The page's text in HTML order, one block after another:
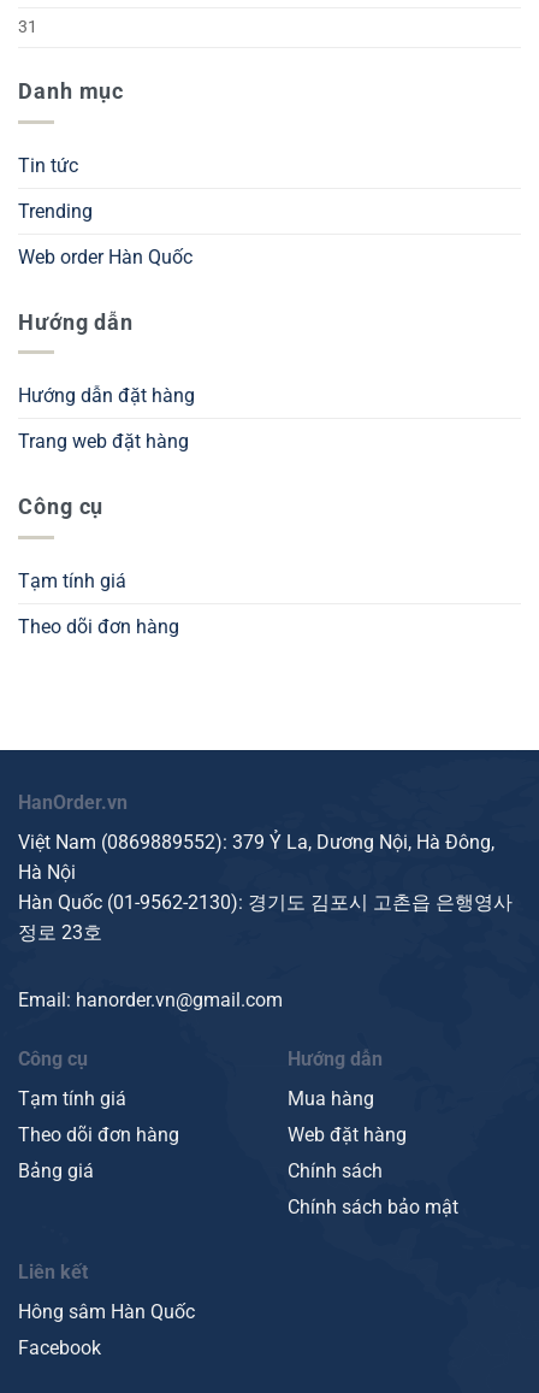
31
Danh mục
Tin tức
Trending
Web order Hàn Quốc
Hướng dẫn
Hướng dẫn đặt hàng
Trang web đặt hàng
Công cụ
Tạm tính giá
Theo dõi đơn hàng
HanOrder.vn
Việt Nam (0869889552): 379 Ỷ La, Dương Nội, Hà Đông,
Hà Nội
Hàn Quốc (01-9562-2130): 경기도 김포시 고촌읍 은행영사
정로 23호
Email: hanorder.vn@gmail.com
Công cụ
Tạm tính giá
Theo dõi đơn hàng
Bảng giá
Hướng dẫn
Mua hàng
Web đặt hàng
Chính sách
Chính sách bảo mật
Liên kết
Hông sâm Hàn Quốc
Facebook